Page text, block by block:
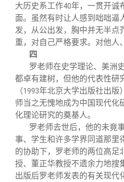
大历史系工作40年，一贯开诚
面。虽然有时让人感到咄咄逼
发，从公出发，胸中并无半点
重，对自己严格要求。对他人
四
罗老师在史学理论、美洲
都卓有建树，但他的代表性研
（1993年北京大学出版社出版
师当之无愧地成为中国现代化
化理论研究的奠基人。
罗老师去世后，他的未竟
事、学生和许多学界同道那里
的协助下，罗老师的两位高足
授、董正华教授不遗余力地搜
出版后罗老师发表的有关现代